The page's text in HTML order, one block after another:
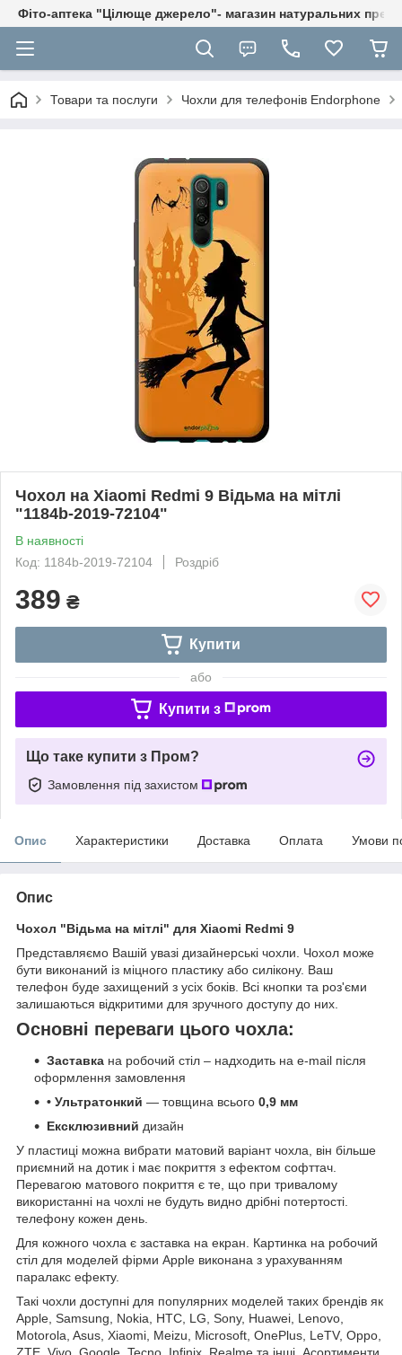
Фіто-аптека "Цілюще джерело"- магазин натуральних
Товари та послуги Чохли для телефонів Endorphone
Чохол на Xiaomi Redmi 9 Відьма на мітлі
"1184b-2019-72104"
В наявності
Код: 1184b-2019-72104
Роздріб
389 ₴
Купити
або
Купити з
Що таке купити з Пром?
Замовлення під захистом
Опис Характеристики Доставка Оплата Умови
Опис
Чохол "Відьма на мітлі" для Xiaomi Redmi 9
Представляємо Вашій увазі дизайнерські чохли. Чохол може
бути виконаний із міцного пластику або силікону. Ваш
телефон буде захищений з усіх боків. Всі кнопки та роз'єми
залишаються відкритими для зручного доступу до них.
Основні переваги цього чохла:
Заставка на робочий стіл – надходить на e-mail після
оформлення замовлення
• Ультратонкий — товщина всього 0,9 мм
Ексклюзивний дизайн
У пластиці можна вибрати матовий варіант чохла, він більше
приємний на дотик і має покриття з ефектом софттач.
Перевагою матового покриття є те, що при тривалому
використанні на чохлі не будуть видно дрібні потертості.
телефону кожен день.
Для кожного чохла є заставка на екран. Картинка на робочий
стіл для моделей фірми Apple виконана з урахуванням
паралакс ефекту.
Такі чохли доступні для популярних моделей таких брендів як
Apple, Samsung, Nokia, HTC, LG, Sony, Huawei, Lenovo,
Motorola, Asus, Xiaomi, Meizu, Microsoft, OnePlus, LeTV, Oppo,